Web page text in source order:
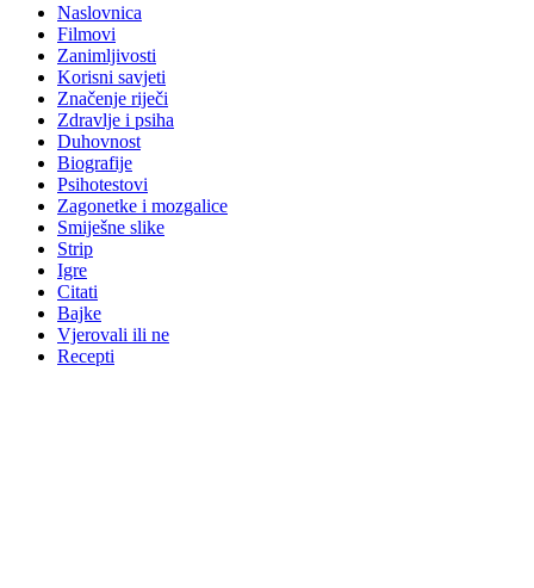
Naslovnica
Filmovi
Zanimljivosti
Korisni savjeti
Značenje riječi
Zdravlje i psiha
Duhovnost
Biografije
Psihotestovi
Zagonetke i mozgalice
Smiješne slike
Strip
Igre
Citati
Bajke
Vjerovali ili ne
Recepti